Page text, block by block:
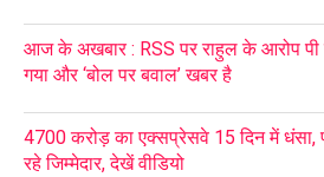
आज के अखबार : RSS पर राहुल के आरोप पी
गया और ‘बोल पर बवाल’ खबर है
4700 करोड़ का एक्सप्रेसवे 15 दिन में
रहे जिम्मेदार, देखें वीडियो